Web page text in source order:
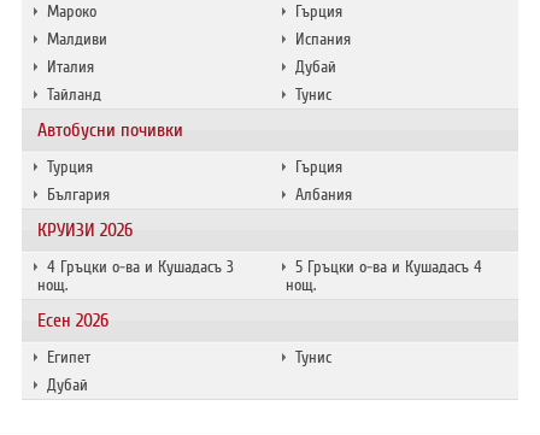
Мароко
Гърция
Малдиви
Испания
Италия
Дубай
Тайланд
Тунис
Автобусни почивки
Турция
Гърция
България
Албания
КРУИЗИ 2026
4 Гръцки о-ва и Кушадасъ 3
нощ.
5 Гръцки о-ва и Кушадасъ 4
нощ.
Есен 2026
Египет
Тунис
Дубай